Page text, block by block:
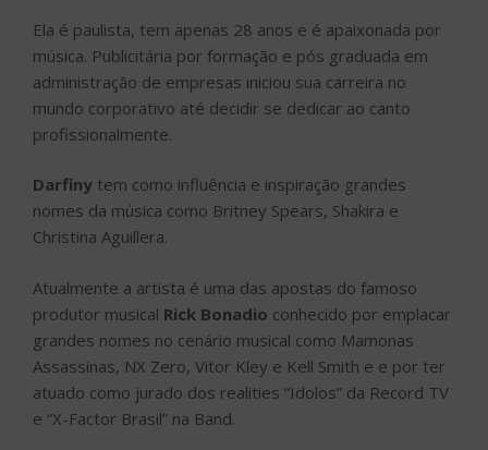
Ela é paulista, tem apenas 28 anos e é apaixonada por
música. Publicitária por formação e pós graduada em
administração de empresas iniciou sua carreira no
mundo corporativo até decidir se dedicar ao canto
profissionalmente.
Darfiny tem como influência e inspiração grandes
nomes da música como Britney Spears, Shakira e
Christina Aguillera.
Atualmente a artista é uma das apostas do famoso
produtor musical Rick Bonadio conhecido por emplacar
grandes nomes no cenário musical como Mamonas
Assassinas, NX Zero, Vitor Kley e Kell Smith e e por ter
atuado como jurado dos realities “Idolos” da Record TV
e “X-Factor Brasil” na Band.